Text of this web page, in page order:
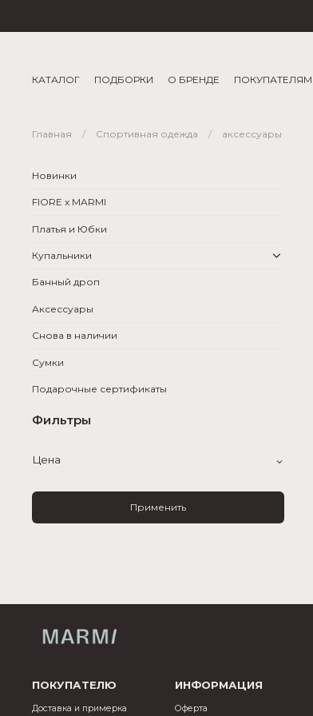
КАТАЛОГ ПОДБОРКИ О БРЕНДЕ ПОКУПАТЕЛЯМ
Главная Спортивная одежда аксессуары
Новинки
FIORE x MARMI
Платья и Юбки
Купальники
Банный дроп
Аксессуары
Снова в наличии
Сумки
Подарочные сертификаты
Фильтры
Цена
Применить
ПОКУПАТЕЛЮ
Доставка и примерка
ИНФОРМАЦИЯ
Оферта